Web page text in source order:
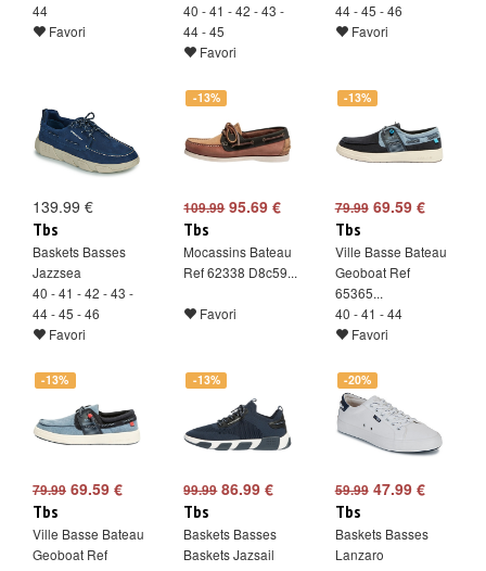
44
Favori
40 - 41 - 42 - 43 -
44 - 45
Favori
44 - 45 - 46
Favori
139.99 €
Tbs
Baskets Basses
Jazzsea
40 - 41 - 42 - 43 -
44 - 45 - 46
Favori
-13%
109.9995.69 €
Tbs
Mocassins Bateau
Ref 62338 D8c59...
Favori
-13%
79.9969.59 €
Tbs
Ville Basse Bateau
Geoboat Ref
65365...
40 - 41 - 44
Favori
-13%
79.99 69.59 €
Tbs
Ville Basse Bateau
Geoboat Ref
-13%
99.9986.99 €
Tbs
Baskets Basses
Baskets Jazsail
-20%
59.9947.99 €
Tbs
Baskets Basses
Lanzaro